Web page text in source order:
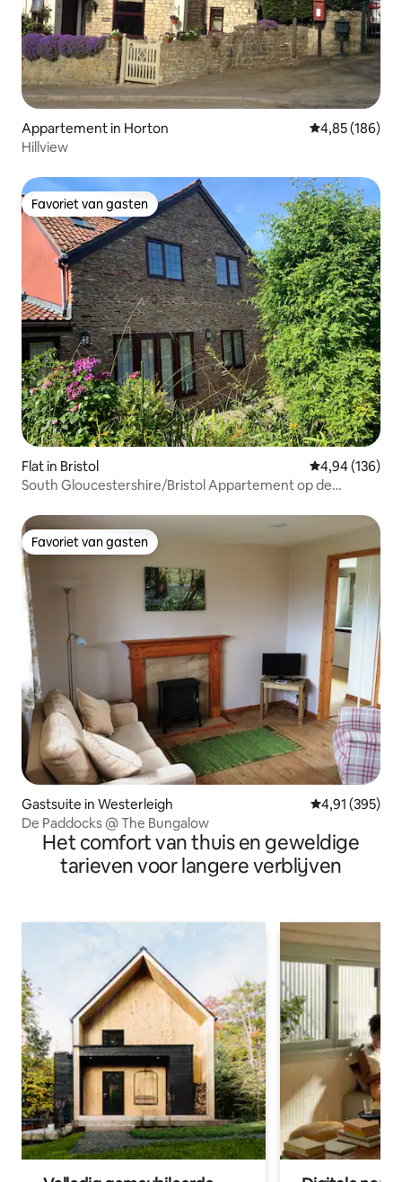
Appartement in Horton Gemiddelde
4,85 (186)
Hillview
Favoriet van gasten
Favoriet van gasten
Flat in Bristol Gemiddelde
4,94 (136)
South Gloucestershire/Bristol Appartement op de
Favoriet van gasten
Favoriet van gasten
Gastsuite in Westerleigh Gemiddelde
4,91 (395)
De Paddocks @ The Bungalow
Het comfort van thuis en geweldige
tarieven voor langere verblijven